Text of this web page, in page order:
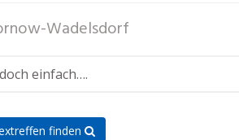
Wadelsdorf
einfach….
finden